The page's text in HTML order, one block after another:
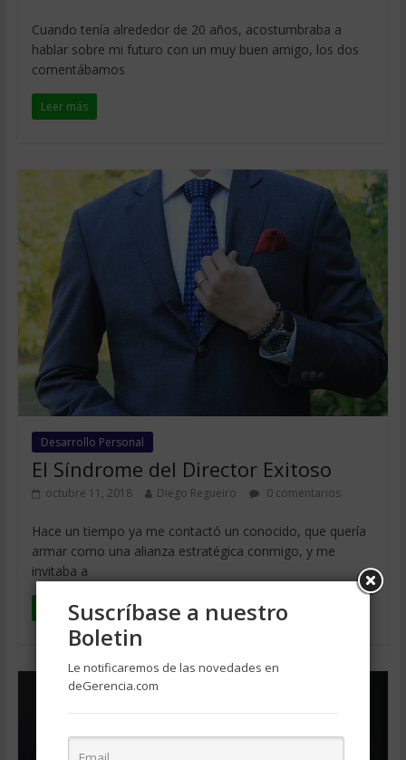
Cuando tenía alrededor de 20 años, acostumbraba a
hablar sobre mi futuro con un muy buen amigo, los dos
comentábamos
Leer más
Desarrollo Personal
El Síndrome del Director Exitoso
octubre 11, 2018 Diego Regueiro 0 comentarios
Hace un tiempo ya me contactó un conocido, que quería
armar como una alianza estratégica conmigo, y me
invitaba a
Leer másSuscríbase a nuestro
Boletin
Le notificaremos de las novedades en
deGerencia.com